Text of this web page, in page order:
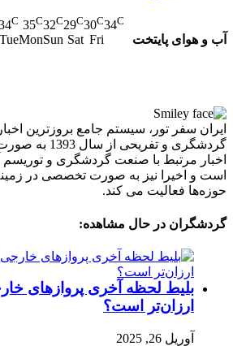
آب و هوای پایتخت
34C
30C
Fri
29C
Sat
32C
Sun
35C
Mon
C
Tue
ایران سفر تور، سیستم جامع بروزترین
گردشگری و
اخبار مرتبط با صنعت گردشگری و توریسم
است و اخیرا نیز به صورت تخصصی در زمینه
حوزه‌ها فعالیت می کند.
گردشگران در حال مشاهده:
بلیط لحظه آخری پروازهای
ارزان‌تر است؟
آوریل 26, 2025